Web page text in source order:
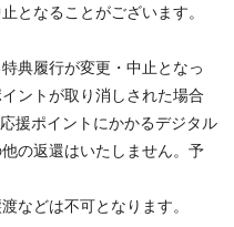
となることがございます。
典履行が変更・中止となっ
ントが取り消しされた場合
援ポイントにかかるデジタル
の返還はいたしません。予
などは不可となります。